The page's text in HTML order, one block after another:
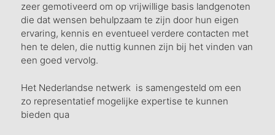
zeer gemotiveerd om op vrijwillige basis landgenoten
die dat wensen behulpzaam te zijn door hun eigen
ervaring, kennis en eventueel verdere contacten met
hen te delen, die nuttig kunnen zijn bij het vinden van
een goed vervolg.
Het Nederlandse netwerk is samengesteld om een
zo representatief mogelijke expertise te kunnen
bieden qua